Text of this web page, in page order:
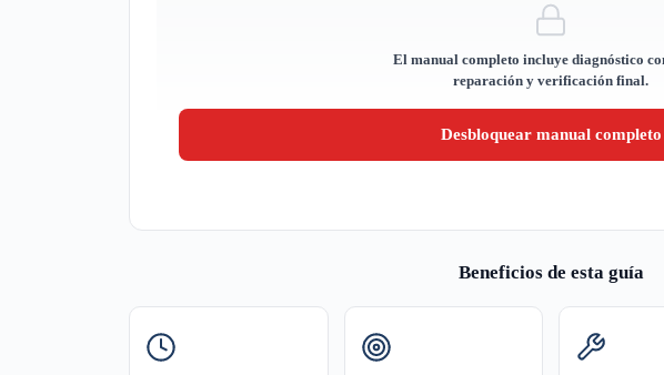
El manual completo incluye diagnóstico
reparación y verificación final.
Desbloquear manual completo
Beneficios de esta guía